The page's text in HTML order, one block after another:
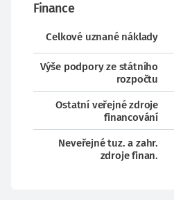
Finance
Celkové uznané náklady
Výše podpory ze státního
rozpočtu
Ostatní veřejné zdroje
financování
Neveřejné tuz. a zahr.
zdroje finan.